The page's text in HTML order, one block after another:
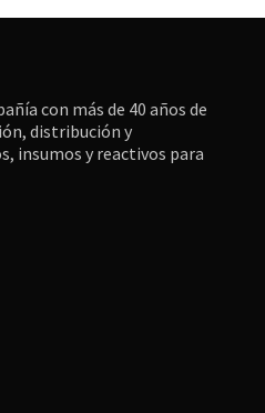
con más de 40 años de
distribución y
insumos y reactivos para